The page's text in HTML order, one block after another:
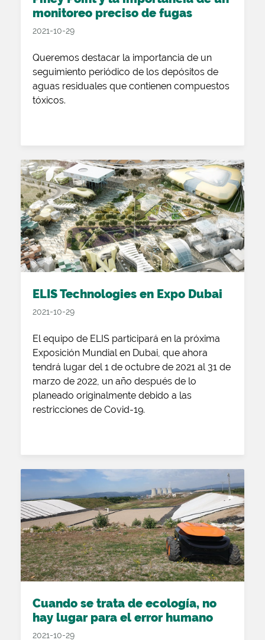
monitoreo preciso de fugas
2021-10-29
Queremos destacar la importancia de un
seguimiento periódico de los depósitos de
aguas residuales que contienen compuestos
tóxicos.
ELIS Technologies en Expo Dubai
2021-10-29
El equipo de ELIS participará en la próxima
Exposición Mundial en Dubai, que ahora
tendrá lugar del 1 de octubre de 2021 al 31 de
marzo de 2022, un año después de lo
planeado originalmente debido a las
restricciones de Covid-19.
Cuando se trata de ecología, no
hay lugar para el error humano
2021-10-29